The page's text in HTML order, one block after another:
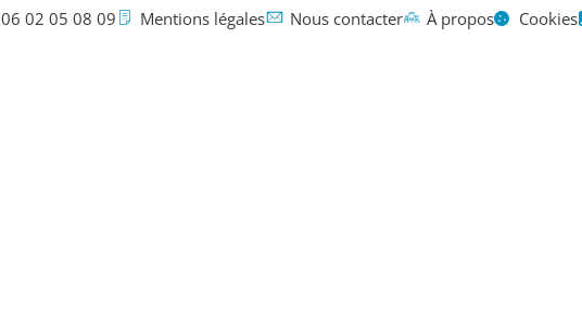
06 02 05 08 09 Mentions légales Nous contacter À propos Cookies